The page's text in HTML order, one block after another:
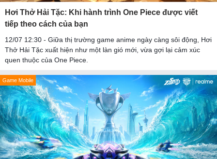
Hơi Thở Hải Tặc: Khi hành trình One Piece được viết
tiếp theo cách của bạn
12/07 12:30 - Giữa thị trường game anime ngày càng sôi động, Hơi
Thở Hải Tặc xuất hiện như một làn gió mới, vừa gợi lại cảm xúc
quen thuộc của One Piece.
Game Mobile